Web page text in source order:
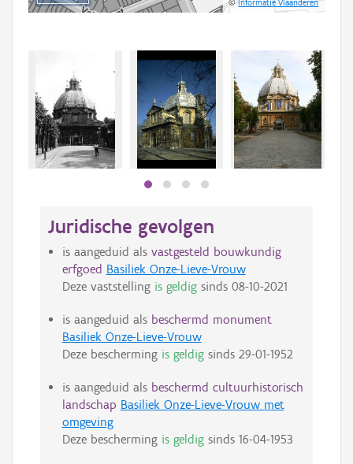
©Informatie Vlaanderen
Juridische gevolgen
is aangeduid als vastgesteld bouwkundig
erfgoed Basiliek Onze-Lieve-Vrouw
Deze vaststelling is geldigsinds 08-10-2021
is aangeduid als beschermd monument
Basiliek Onze-Lieve-Vrouw
Deze bescherming is geldigsinds 29-01-1952
is aangeduid als beschermd cultuurhistorisch
landschap Basiliek Onze-Lieve-Vrouw met
omgeving
Deze bescherming is geldigsinds 16-04-1953